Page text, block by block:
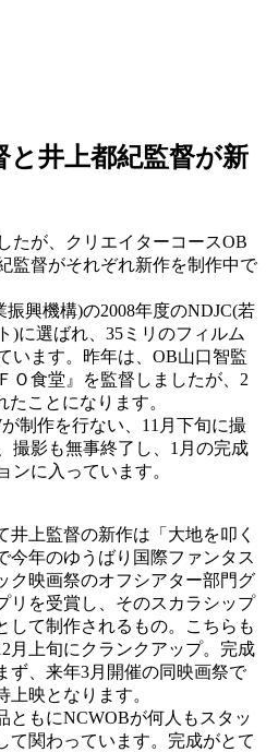
と井上都紀監督が新
たが、クリエイターコースOB
監督がそれぞれ新作を制作中で
興機構)の2008年度のNDJC(若
)に選ばれ、35ミリのフィルム
います。昨年は、OB山口智監
Ｏ食堂』を監督しましたが、2
ことになります。
制作を行ない、11月下旬に撮
撮影も無事終了し、1月の完成
ンに入っています。
井上監督の新作は「大地を叩く
今年のゆうばり国際ファンタス
ク映画祭のオフシアター部門グ
リを受賞し、そのスカラシップ
して制作されるもの。こちらも
月上旬にクランクアップ。完成
ず、来年3月開催の同映画祭で
上映となります。
ともにNCWOBが何人もスタッ
て関わっています。完成がとて